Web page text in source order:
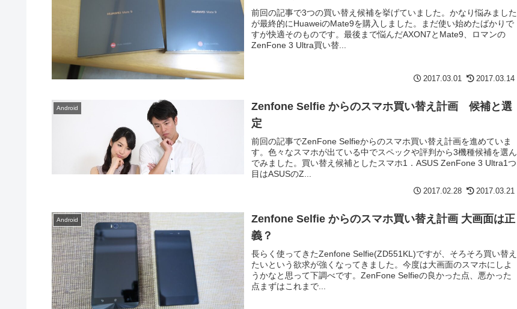
前回の記事で3つの買い替え候補を挙げていました。かなり悩みました
が最終的にHuaweiのMate9を購入しました。まだ使い始めたばかりで
すが快適そのものです。最後まで悩んだAXON7とMate9、ロマンの
ZenFone 3 Ultra買い替...
2017.03.01 2017.03.14
Android
Zenfone Selfie からのスマホ買い替え計画 候補と選
定
前回の記事でZenFone Selfieからのスマホ買い替え計画を進めていま
す。色々なスマホが出ている中でスペックや評判から3機種候補を選ん
でみました。買い替え候補としたスマホ1．ASUS ZenFone 3 Ultra1つ
目はASUSのZ...
2017.02.28 2017.03.21
Android
Zenfone Selfie からのスマホ買い替え計画 大画面は正
義？
長らく使ってきたZenfone Selfie(ZD551KL)ですが、そろそろ買い替え
たいという欲求が強くなってきました。今度は大画面のスマホにしよ
うかなと思って下調べです。ZenFone Selfieの良かった点、悪かった
点まずはこれまで...